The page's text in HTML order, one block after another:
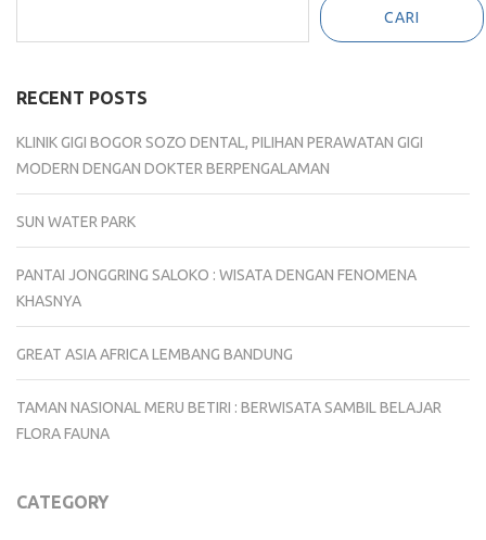
CARI
RECENT POSTS
KLINIK GIGI BOGOR SOZO DENTAL, PILIHAN PERAWATAN GIGI
MODERN DENGAN DOKTER BERPENGALAMAN
SUN WATER PARK
PANTAI JONGGRING SALOKO : WISATA DENGAN FENOMENA
KHASNYA
GREAT ASIA AFRICA LEMBANG BANDUNG
TAMAN NASIONAL MERU BETIRI : BERWISATA SAMBIL BELAJAR
FLORA FAUNA
CATEGORY